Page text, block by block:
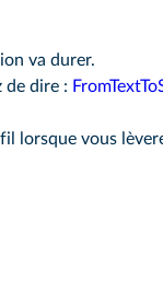
va durer.
de dire :
lorsque vous